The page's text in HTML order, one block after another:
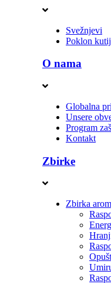
Svežnjevi
Poklon
O nama
Globalna
Unsere
Program
Kontakt
Zbirke
Zbirka